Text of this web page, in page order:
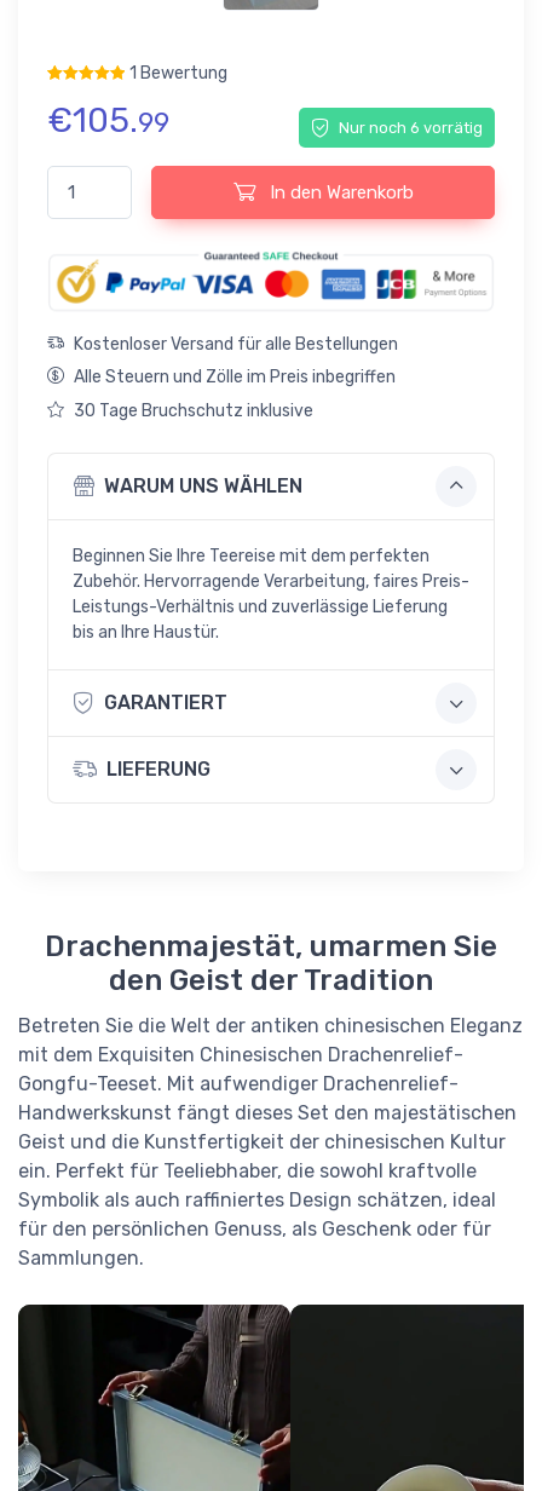
Bewertet mit5.00von 5, basierend auf
1 Kundenbewertung
1 Bewertung
€105.99 Nur noch 6 vorrätig
Drachenrelief Chinesisches Teeservice Gongfu Teeset
In den Warenkorb
Kostenloser Versand für alle Bestellungen
Alle Steuern und Zölle im Preis inbegriffen
30 Tage Bruchschutz inklusive
WARUM UNS WÄHLEN
Beginnen Sie Ihre Teereise mit dem perfekten
Zubehör. Hervorragende Verarbeitung, faires Preis-
Leistungs-Verhältnis und zuverlässige Lieferung
bis an Ihre Haustür.
GARANTIERT
LIEFERUNG
Drachenmajestät, umarmen Sie
den Geist der Tradition
Betreten Sie die Welt der antiken chinesischen Eleganz
mit dem Exquisiten Chinesischen Drachenrelief-
Gongfu-Teeset. Mit aufwendiger Drachenrelief-
Handwerkskunst fängt dieses Set den majestätischen
Geist und die Kunstfertigkeit der chinesischen Kultur
ein. Perfekt für Teeliebhaber, die sowohl kraftvolle
Symbolik als auch raffiniertes Design schätzen, ideal
für den persönlichen Genuss, als Geschenk oder für
Sammlungen.